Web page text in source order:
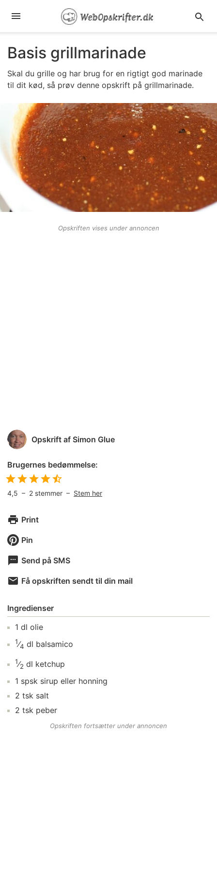
Basis grillmarinade
Skal du grille og har brug for en rigtigt god marinade
til dit kød, så prøv denne opskrift på grillmarinade.
Opskriften vises under annoncen
Opskrift af Simon Glue
Brugernes bedømmelse:
4,5 – 2 stemmer – Stem her
Print
Pin
Send på SMS
Få opskriften sendt til din mail
Ingredienser
1 dl olie
1⁄4 dl balsamico
1⁄2 dl ketchup
1 spsk sirup eller honning
2 tsk salt
2 tsk peber
Opskriften fortsætter under annoncen